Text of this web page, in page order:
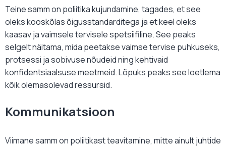
Teine samm on poliitika kujundamine, tagades, et see
oleks kooskõlas õigusstandarditega ja et keel oleks
kaasav ja vaimsele tervisele spetsiifiline. See peaks
selgelt näitama, mida peetakse vaimse tervise puhkuseks,
protsessi ja sobivuse nõudeid ning kehtivaid
konfidentsiaalsuse meetmeid. Lõpuks peaks see loetlema
kõik olemasolevad ressursid.
Kommunikatsioon
Viimane samm on poliitikast teavitamine, mitte ainult juhtide